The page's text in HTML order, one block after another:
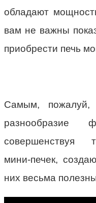
обладают
вам не важны
приобрести печь
Самым, пожалуй,
разнообразие
совершенствуя
мини-печек,
них весьма